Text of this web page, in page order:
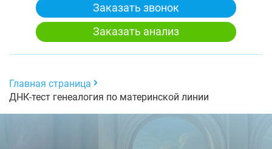
Заказать звонок
Заказать анализ
Главная страница
ДНК-тест генеалогия по материнской линии